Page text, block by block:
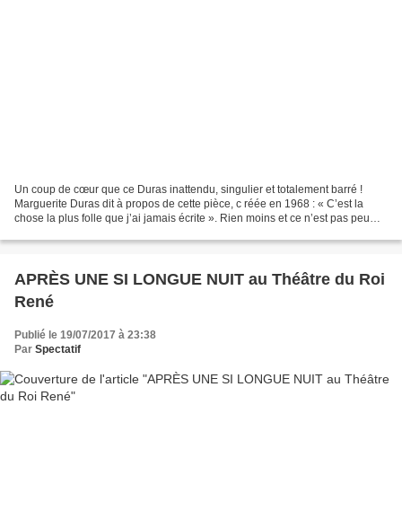
Un coup de cœur que ce Duras inattendu, singulier et totalement barré !
Marguerite Duras dit à propos de cette pièce, c réée en 1968 : « C’est la
chose la plus folle que j’ai jamais écrite ». Rien moins et ce n’est pas peu
APRÈS UNE SI LONGUE NUIT au Théâtre du Roi
René
Publié le 19/07/2017 à 23:38
Par Spectatif